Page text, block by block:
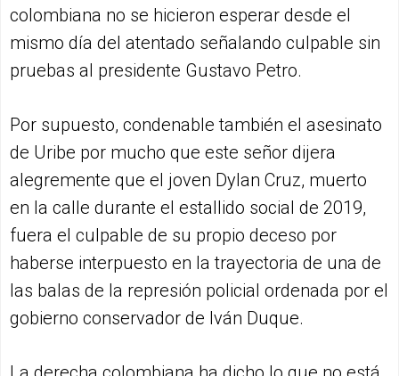
colombiana no se hicieron esperar desde el
mismo día del atentado señalando culpable sin
pruebas al presidente Gustavo Petro.
Por supuesto, condenable también el asesinato
de Uribe por mucho que este señor dijera
alegremente que el joven Dylan Cruz, muerto
en la calle durante el estallido social de 2019,
fuera el culpable de su propio deceso por
haberse interpuesto en la trayectoria de una de
las balas de la represión policial ordenada por el
gobierno conservador de Iván Duque.